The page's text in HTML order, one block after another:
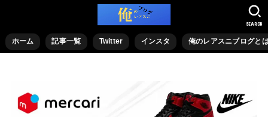
ホーム 記事一覧 Twitter インスタ 俺のレアスニブログと
SEARCH